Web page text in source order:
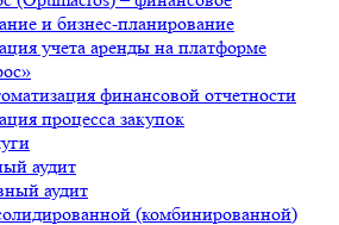
и бизнес-планирование
учета аренды на платформе
финансовой отчетности
процесса закупок
аудит
аудит
(комбинированной)